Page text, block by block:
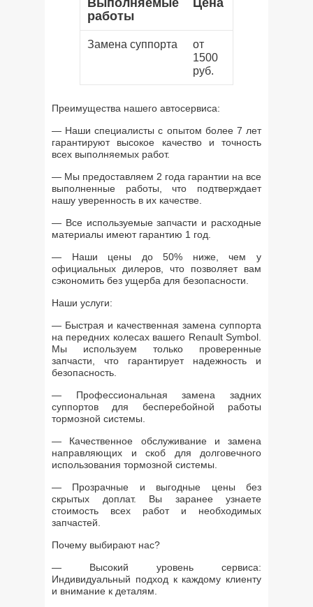
Выполняемые
работы
Цена
Замена суппорта
от
1500
руб.
Преимущества нашего автосервиса:
— Наши специалисты с опытом более 7 лет
гарантируют высокое качество и точность
всех выполняемых работ.
— Мы предоставляем 2 года гарантии на все
выполненные работы, что подтверждает
нашу уверенность в их качестве.
— Все используемые запчасти и расходные
материалы имеют гарантию 1 год.
— Наши цены до 50% ниже, чем у
официальных дилеров, что позволяет вам
сэкономить без ущерба для безопасности.
Наши услуги:
— Быстрая и качественная замена суппорта
на передних колесах вашего Renault Symbol.
Мы используем только проверенные
запчасти, что гарантирует надежность и
безопасность.
— Профессиональная замена задних
суппортов для бесперебойной работы
тормозной системы.
— Качественное обслуживание и замена
направляющих и скоб для долговечного
использования тормозной системы.
— Прозрачные и выгодные цены без
скрытых доплат. Вы заранее узнаете
стоимость всех работ и необходимых
запчастей.
Почему выбирают нас?
— Высокий уровень сервиса:
Индивидуальный подход к каждому клиенту
и внимание к деталям.